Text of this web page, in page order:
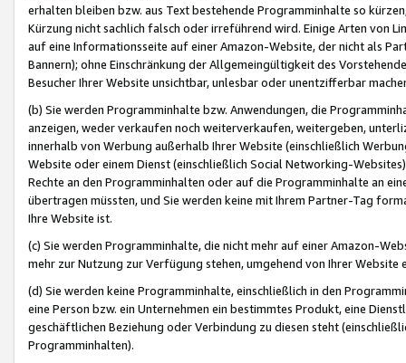
erhalten bleiben bzw. aus Text bestehende Programminhalte so
Kürzung nicht sachlich falsch oder irreführend wird. Einige Arten von
auf eine Informationsseite auf einer Amazon-Website, der nicht als
Bannern); ohne Einschränkung der Allgemeingültigkeit des
Besucher Ihrer Website unsichtbar, unlesbar oder unentzifferbar
(b) Sie werden Programminhalte bzw. Anwendungen, die
anzeigen, weder verkaufen noch weiterverkaufen, weitergeben,
innerhalb von Werbung außerhalb Ihrer Website (einschließlich
Website oder einem Dienst (einschließlich Social Networking-
Rechte an den Programminhalten oder auf die Programminhalte an
übertragen müssten, und Sie werden keine mit Ihrem Partner-Tag
Ihre Website ist.
(c) Sie werden Programminhalte, die nicht mehr auf einer Amazon-
mehr zur Nutzung zur Verfügung stehen, umgehend von Ihrer
(d) Sie werden keine Programminhalte, einschließlich in den
eine Person bzw. ein Unternehmen ein bestimmtes Produkt, eine
geschäftlichen Beziehung oder Verbindung zu diesen steht
Programminhalten).